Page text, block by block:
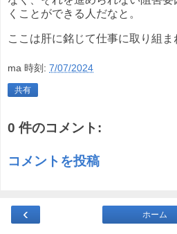
くことができる人だなと。
ここは肝に銘じて仕事に取り組ま
ma 時刻: 7/07/2024
共有
0 件のコメント:
コメントを投稿
‹ ホーム